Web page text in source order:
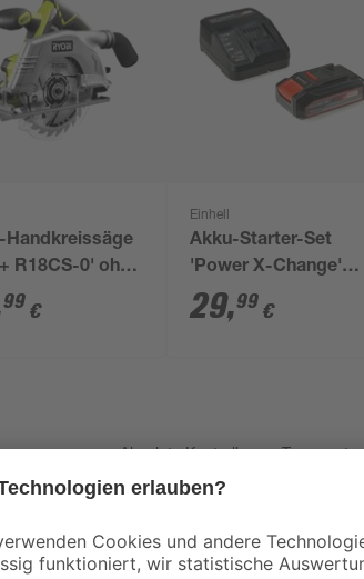
Handkreissäge
R18CS-0' ohne
Ø 165 mm
99 €
Einhell
Akku-Starter-Set
'Power X-Change'
Ladegerät und Akku
18 V 2,5 Ah
29,99 €
Absolute Kontrolle von
Professional' wurde speziell für
Luftstromgeschwindigkeiten,
anpassbaren Programmen
jedem Arbeitsschritt. Dank
leistungsstarke 'GHG 23-66